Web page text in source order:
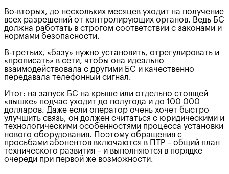
Во-вторых, до нескольких месяцев уходит на получение
всех разрешений от контролирующих органов. Ведь БС
должна работать в строгом соответствии с законами и
нормами безопасности.
В-третьих, «базу» нужно установить, отрегулировать и
«прописать» в сети, чтобы она идеально
взаимодействовала с другими БС и качественно
передавала телефонный сигнал.
Итог: на запуск БС на крыше или отдельно стоящей
«вышке» подчас уходит до полугода и до 100 000
долларов. Даже если оператор очень хочет быстро
улучшить связь, он должен считаться с юридическими и
технологическими особенностями процесса установки
нового оборудования. Поэтому обращения с
просьбами абонентов включаются в ПТР – общий план
технического развития – и выполняются в порядке
очереди при первой же возможности.